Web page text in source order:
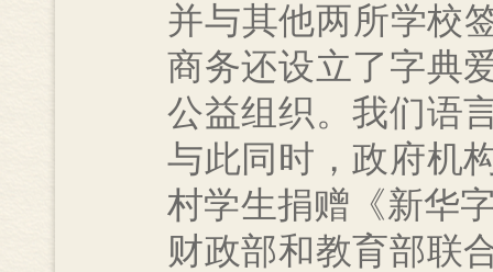
并与其他两所学校
商务还设立了字典
公益组织。我们语
与此同时，政府机
村学生捐赠《新华
财政部和教育部联